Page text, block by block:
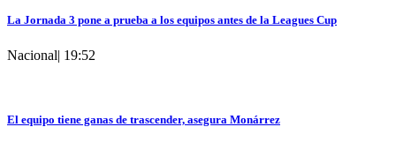
La Jornada 3 pone a prueba a los equipos antes de la Leagues Cup
Nacional| 19:52
El equipo tiene ganas de trascender, asegura Monárrez